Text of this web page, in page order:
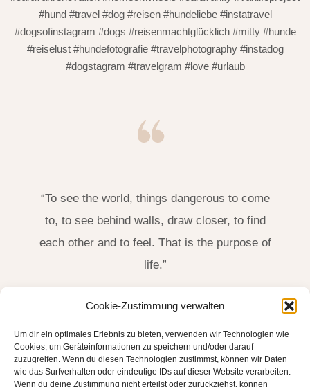
Cookie-Zustimmung verwalten
Um dir ein optimales Erlebnis zu bieten, verwenden wir Technologien wie
Cookies, um Geräteinformationen zu speichern und/oder darauf
zuzugreifen. Wenn du diesen Technologien zustimmst, können wir Daten
wie das Surfverhalten oder eindeutige IDs auf dieser Website verarbeiten.
Wenn du deine Zustimmung nicht erteilst oder zurückziehst, können
#hund #travel #dog #reisen #hundeliebe #instatravel
#dogsofinstagram #dogs #reisenmachtglücklich #mitty #hunde
#reiselust #hundefotografie #travelphotography #instadog
#dogstagram #travelgram #love #urlaub
“To see the world, things dangerous to come
to, to see behind walls, draw closer, to find
each other and to feel. That is the purpose of
life.”
(1894-1961)